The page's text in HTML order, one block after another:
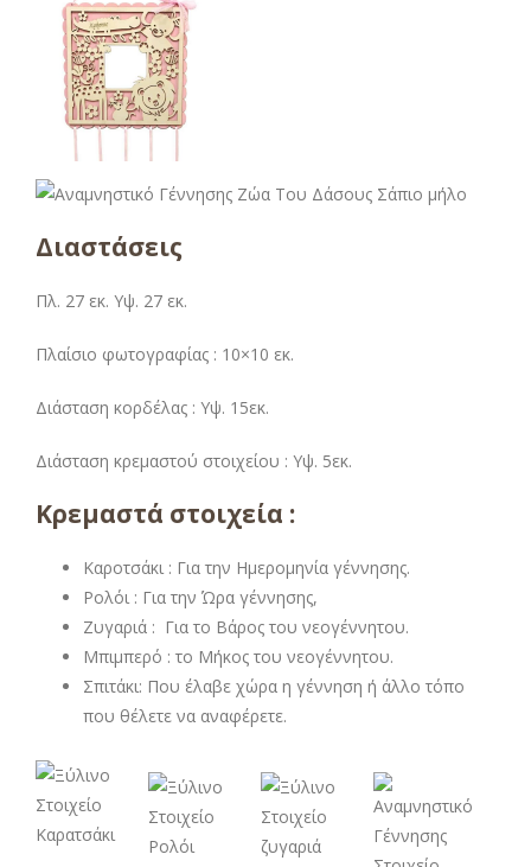
Διαστάσεις
Πλ. 27 εκ. Υψ. 27 εκ.
Πλαίσιο φωτογραφίας : 10×10 εκ.
Διάσταση κορδέλας : Υψ. 15εκ.
Διάσταση κρεμαστού στοιχείου : Υψ. 5εκ.
Κρεμαστά στοιχεία :
Καροτσάκι : Για την Ημερομηνία γέννησης.
Ρολόι : Για την Ώρα γέννησης,
Ζυγαριά : Για το Βάρος του νεογέννητου.
Μπιμπερό : το Μήκος του νεογέννητου.
Σπιτάκι: Που έλαβε χώρα η γέννηση ή άλλο τόπο
που θέλετε να αναφέρετε.